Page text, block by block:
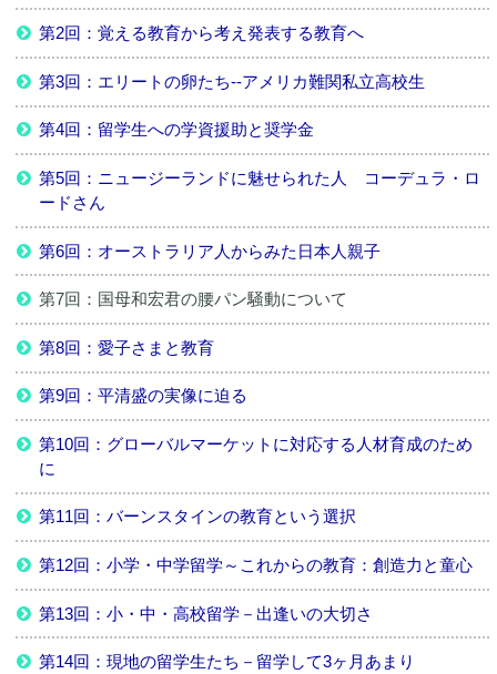
第2回：覚える教育から考え発表する教育へ
第3回：エリートの卵たち--アメリカ難関私立高校生
第4回：留学生への学資援助と奨学金
第5回：ニュージーランドに魅せられた人 コーデュラ・ロ
ードさん
第6回：オーストラリア人からみた日本人親子
第7回：国母和宏君の腰パン騒動について
第8回：愛子さまと教育
第9回：平清盛の実像に迫る
第10回：グローバルマーケットに対応する人材育成のため
に
第11回：バーンスタインの教育という選択
第12回：小学・中学留学～これからの教育：創造力と童心
第13回：小・中・高校留学－出逢いの大切さ
第14回：現地の留学生たち－留学して3ヶ月あまり